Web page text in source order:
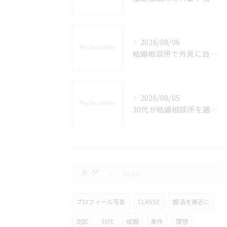
2026/08/06
結婚相談所で外見に自信がない女性が埼玉県秩父郡長瀞町で選ばれるための婚活戦略と印象アップ術
2026/08/05
30代が結婚相談所を選ぶ際のおすすめと埼玉県秩父郡皆野町での婚活成功のポイント
タグ
プロフィール写真 CLASSY. 婚活を身近に
北区 30代 成婚 条件 理想